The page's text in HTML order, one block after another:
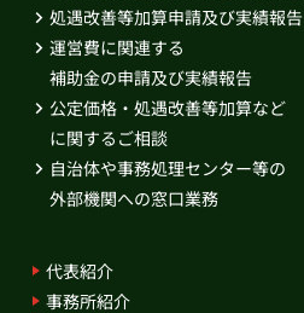
処遇改善等加算申請及び実績報告
運営費に関連する
補助金の申請及び実績報告
公定価格・処遇改善等加算など
に関するご相談
自治体や事務処理センター等の
外部機関への窓口業務
代表紹介
事務所紹介